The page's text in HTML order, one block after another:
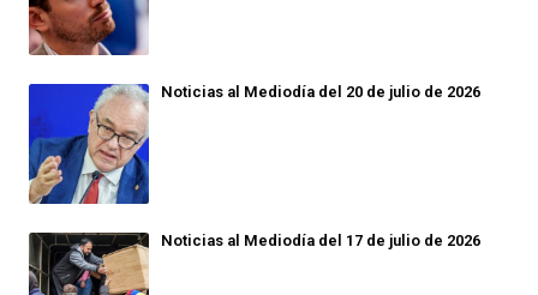
Noticias al Mediodía del 20 de julio de 2026
Noticias al Mediodía del 17 de julio de 2026